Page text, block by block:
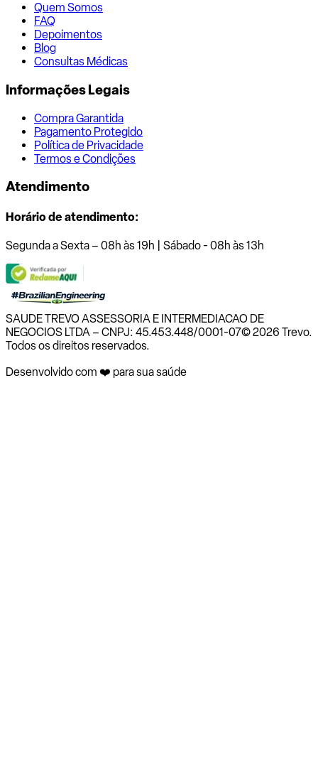
Quem Somos
FAQ
Depoimentos
Blog
Consultas Médicas
Informações Legais
Compra Garantida
Pagamento Protegido
Política de Privacidade
Termos e Condições
Atendimento
Horário de atendimento:
Segunda a Sexta – 08h às 19h | Sábado - 08h às 13h
SAUDE TREVO ASSESSORIA E INTERMEDIACAO DE
NEGOCIOS LTDA – CNPJ: 45.453.448/0001-07© 2026 Trevo.
Todos os direitos reservados.
Desenvolvido com ❤️ para sua saúde